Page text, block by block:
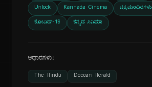
Unlock Kannada Cinema ಚಿತ್ರಮಂದಿರಗಳು
ಕೋವಿಡ್-19 ಕನ್ನಡ ಸಿನಿಮಾ
ಆಧಾರಗಳು:
The Hindu Deccan Herald